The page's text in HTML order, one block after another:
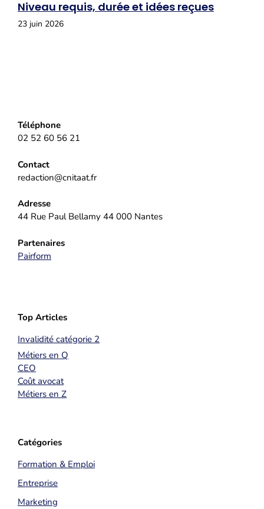
Niveau requis, durée et idées reçues
23 juin 2026
Téléphone
02 52 60 56 21
Contact
redaction@cnitaat.fr
Adresse
44 Rue Paul Bellamy 44 000 Nantes
Partenaires
Pairform
Top Articles
Invalidité catégorie 2
Métiers en Q
CEO
Coût avocat
Métiers en Z
Catégories
Formation & Emploi
Entreprise
Marketing